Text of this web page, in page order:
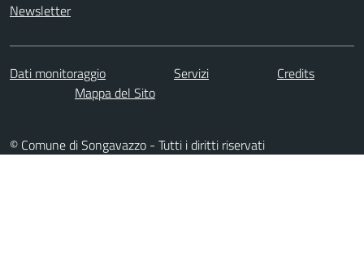
Newsletter
Dati monitoraggio Servizi
Credits
Mappa del Sito
© Comune di Songavazzo - Tutti i diritti riservati